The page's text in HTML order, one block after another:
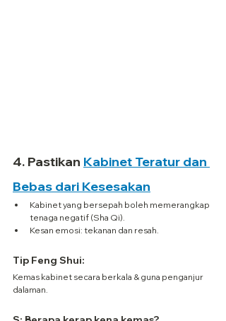
4. Pastikan Kabinet Teratur dan
Bebas dari Kesesakan
Kabinet yang bersepah boleh memerangkap
tenaga negatif (Sha Qi).
Kesan emosi: tekanan dan resah.
Tip Feng Shui:
Kemas kabinet secara berkala & guna penganjur
dalaman.